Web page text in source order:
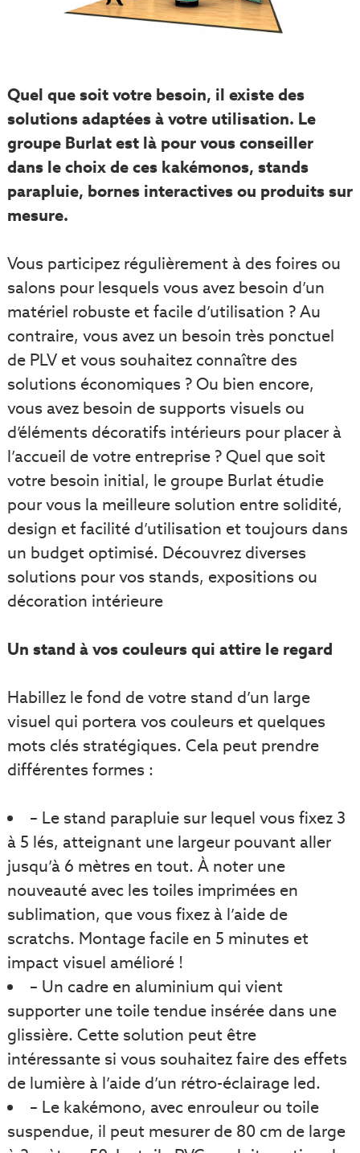
Quel que soit votre besoin, il existe des
solutions adaptées à votre utilisation. Le
groupe Burlat est là pour vous conseiller
dans le choix de ces kakémonos, stands
parapluie, bornes interactives ou produits sur
mesure.
Vous participez régulièrement à des foires ou
salons pour lesquels vous avez besoin d’un
matériel robuste et facile d’utilisation ? Au
contraire, vous avez un besoin très ponctuel
de PLV et vous souhaitez connaître des
solutions économiques ? Ou bien encore,
vous avez besoin de supports visuels ou
d’éléments décoratifs intérieurs pour placer à
l’accueil de votre entreprise ? Quel que soit
votre besoin initial, le groupe Burlat étudie
pour vous la meilleure solution entre solidité,
design et facilité d’utilisation et toujours dans
un budget optimisé. Découvrez diverses
solutions pour vos stands, expositions ou
décoration intérieure
Un stand à vos couleurs qui attire le regard
Habillez le fond de votre stand d’un large
visuel qui portera vos couleurs et quelques
mots clés stratégiques. Cela peut prendre
différentes formes :
– Le stand parapluie sur lequel vous fixez 3
à 5 lés, atteignant une largeur pouvant aller
jusqu’à 6 mètres en tout. À noter une
nouveauté avec les toiles imprimées en
sublimation, que vous fixez à l’aide de
scratchs. Montage facile en 5 minutes et
impact visuel amélioré !
– Un cadre en aluminium qui vient
supporter une toile tendue insérée dans une
glissière. Cette solution peut être
intéressante si vous souhaitez faire des effets
de lumière à l’aide d’un rétro-éclairage led.
– Le kakémono, avec enrouleur ou toile
suspendue, il peut mesurer de 80 cm de large